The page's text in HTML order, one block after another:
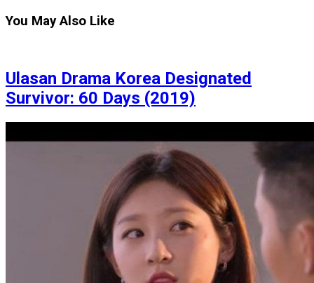
You May Also Like
Ulasan Drama Korea Designated
Survivor: 60 Days (2019)